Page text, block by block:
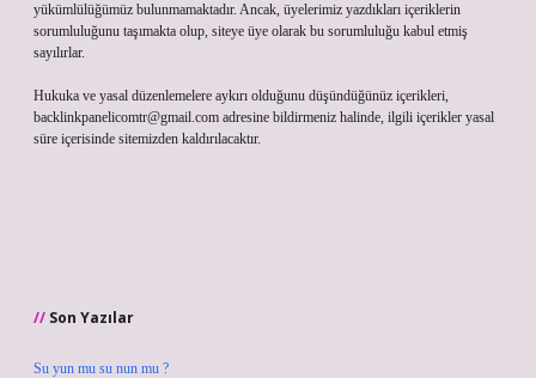
yükümlülüğümüz bulunmamaktadır. Ancak, üyelerimiz yazdıkları içeriklerin
sorumluluğunu taşımakta olup, siteye üye olarak bu sorumluluğu kabul etmiş
sayılırlar.
Hukuka ve yasal düzenlemelere aykırı olduğunu düşündüğünüz içerikleri,
backlinkpanelicomtr@gmail.com adresine bildirmeniz halinde, ilgili içerikler yasal
süre içerisinde sitemizden kaldırılacaktır.
Son Yazılar
Su yun mu su nun mu ?